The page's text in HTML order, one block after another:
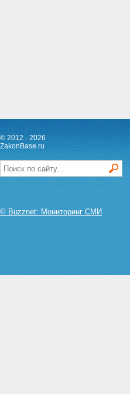
© 2012 - 2026
ZakonBase.ru
© Buzznet: Мониторинг СМИ